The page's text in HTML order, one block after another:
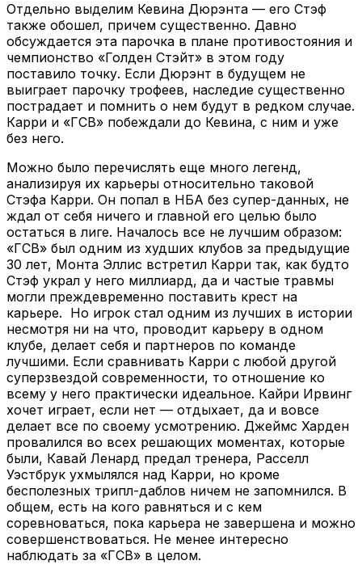
Отдельно выделим Кевина Дюрэнта — его Стэф
также обошел, причем существенно. Давно
обсуждается эта парочка в плане противостояния и
чемпионство «Голден Стэйт» в этом году
поставило точку. Если Дюрэнт в будущем не
выиграет парочку трофеев, наследие существенно
пострадает и помнить о нем будут в редком случае.
Карри и «ГСВ» побеждали до Кевина, с ним и уже
без него.
Можно было перечислять еще много легенд,
анализируя их карьеры относительно таковой
Стэфа Карри. Он попал в НБА без супер-данных, не
ждал от себя ничего и главной его целью было
остаться в лиге. Началось все не лучшим образом:
«ГСВ» был одним из худших клубов за предыдущие
30 лет, Монта Эллис встретил Карри так, как будто
Стэф украл у него миллиард, да и частые травмы
могли преждевременно поставить крест на
карьере. Но игрок стал одним из лучших в истории
несмотря ни на что, проводит карьеру в одном
клубе, делает себя и партнеров по команде
лучшими. Если сравнивать Карри с любой другой
суперзвездой современности, то отношение ко
всему у него практически идеальное. Кайри Ирвинг
хочет играет, если нет — отдыхает, да и вовсе
делает все по своему усмотрению. Джеймс Харден
провалился во всех решающих моментах, которые
были, Кавай Ленард предал тренера, Расселл
Уэстбрук ухмылялся над Карри, но кроме
бесполезных трипл-даблов ничем не запомнился. В
общем, есть на кого равняться и с кем
соревноваться, пока карьера не завершена и можно
совершенствоваться. Не менее интересно
наблюдать за «ГСВ» в целом.